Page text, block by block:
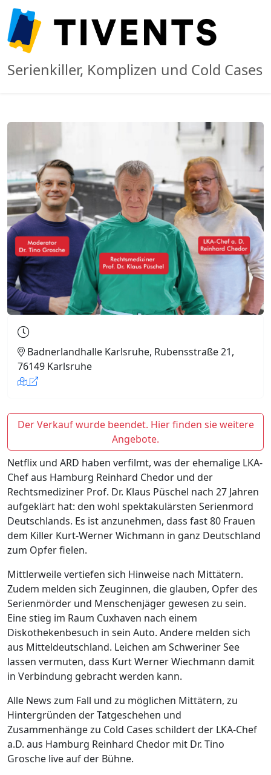
Serienkiller, Komplizen und Cold Cases
Badnerlandhalle Karlsruhe, Rubensstraße 21,
76149 Karlsruhe
Der Verkauf wurde beendet. Hier finden sie weitere
Angebote.
Netflix und ARD haben verfilmt, was der ehemalige LKA-
Chef aus Hamburg Reinhard Chedor und der
Rechtsmediziner Prof. Dr. Klaus Püschel nach 27 Jahren
aufgeklärt hat: den wohl spektakulärsten Serienmord
Deutschlands. Es ist anzunehmen, dass fast 80 Frauen
dem Killer Kurt-Werner Wichmann in ganz Deutschland
zum Opfer fielen.
Mittlerweile vertiefen sich Hinweise nach Mittätern.
Zudem melden sich Zeuginnen, die glauben, Opfer des
Serienmörder und Menschenjäger gewesen zu sein.
Eine stieg im Raum Cuxhaven nach einem
Diskothekenbesuch in sein Auto. Andere melden sich
aus Mitteldeutschland. Leichen am Schweriner See
lassen vermuten, dass Kurt Werner Wiechmann damit
in Verbindung gebracht werden kann.
Alle News zum Fall und zu möglichen Mittätern, zu
Hintergründen der Tatgeschehen und
Zusammenhänge zu Cold Cases schildert der LKA-Chef
a.D. aus Hamburg Reinhard Chedor mit Dr. Tino
Grosche live auf der Bühne.